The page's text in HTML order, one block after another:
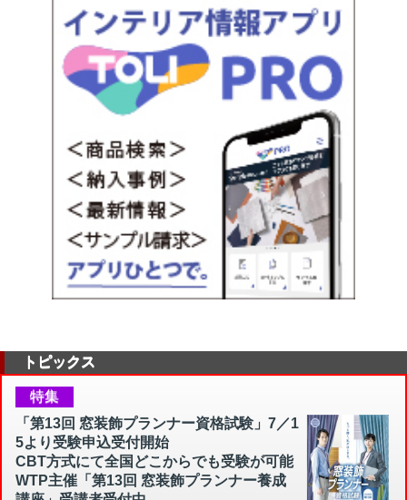
トピックス
特集
「第13回 窓装飾プランナー資格試験」7／1
5より受験申込受付開始
CBT方式にて全国どこからでも受験が可能
WTP主催「第13回 窓装飾プランナー養成